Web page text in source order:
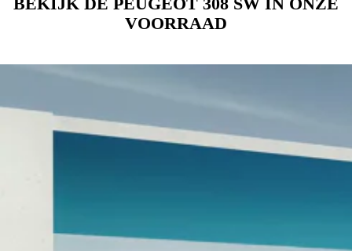
BEKIJK DE PEUGEOT 308 SW IN ONZE
VOORRAAD